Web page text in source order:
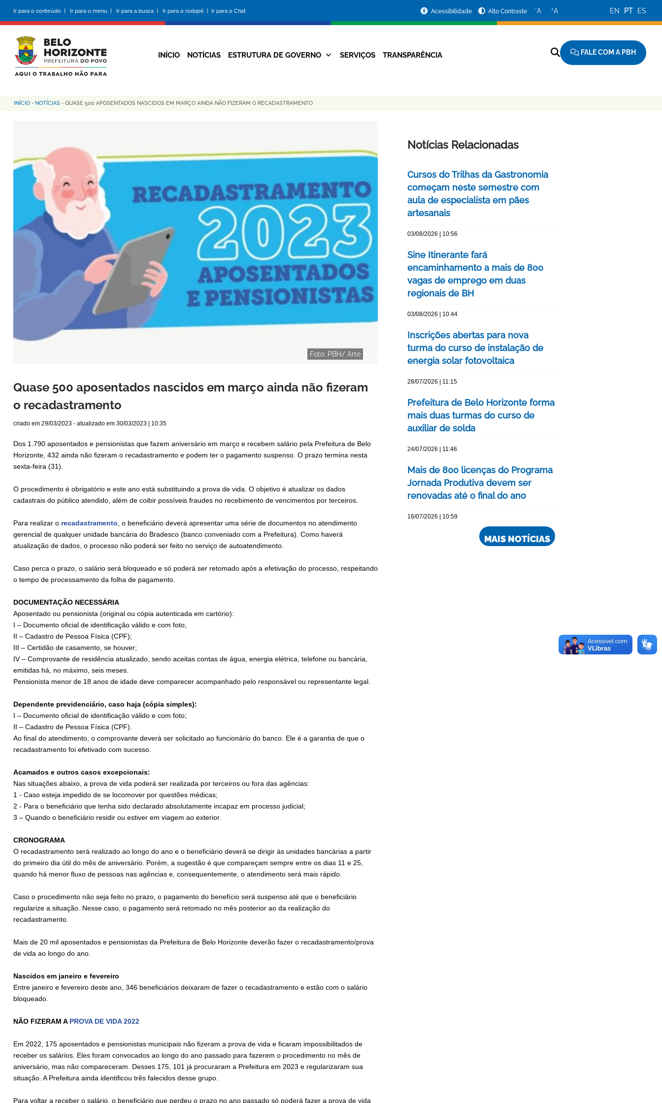
conteúdo
principal
Ir para o conteúdo | Ir para o menu | Ir para a busca | Ir para o rodapé | Ir para o Chat
da
Prefeitura
Acessibilidade Alto Contraste −A +A EN PT ES
Navegação
INÍCIO NOTÍCIAS ESTRUTURA DE GOVERNO SERVIÇOS TRANSPARÊNCIA FALE COM A PBH
Trilha
navegação
INÍCIO - NOTÍCIAS - QUASE 500 APOSENTADOS NASCIDOS EM MARÇO AINDA NÃO FIZERAM O RECADASTRAMENTO
Foto: PBH/ Arte
Quase 500 aposentados nascidos em março ainda não fizeram
o recadastramento
criado em 29/03/2023 - atualizado em 30/03/2023 | 10:35
Dos 1.790 aposentados e pensionistas que fazem aniversário em março e recebem salário pela Prefeitura de Belo
Horizonte, 432 ainda não fizeram o recadastramento e podem ter o pagamento suspenso. O prazo termina nesta
sexta-feira (31).
O procedimento é obrigatório e este ano está substituindo a prova de vida. O objetivo é atualizar os dados
cadastrais do público atendido, além de coibir possíveis fraudes no recebimento de vencimentos por terceiros.
Para realizar o recadastramento, o beneficiário deverá apresentar uma série de documentos no atendimento
gerencial de qualquer unidade bancária do Bradesco (banco conveniado com a Prefeitura). Como haverá
atualização de dados, o processo não poderá ser feito no serviço de autoatendimento.
Caso perca o prazo, o salário será bloqueado e só poderá ser retomado após a efetivação do processo, respeitando
o tempo de processamento da folha de pagamento.
DOCUMENTAÇÃO NECESSÁRIA
Aposentado ou pensionista (original ou cópia autenticada em cartório):
I – Documento oficial de identificação válido e com foto;
II – Cadastro de Pessoa Física (CPF);
III – Certidão de casamento, se houver;
IV – Comprovante de residência atualizado, sendo aceitas contas de água, energia elétrica, telefone ou bancária,
emitidas há, no máximo, seis meses.
Pensionista menor de 18 anos de idade deve comparecer acompanhado pelo responsável ou representante legal.
Dependente previdenciário, caso haja (cópia simples):
I – Documento oficial de identificação válido e com foto;
II – Cadastro de Pessoa Física (CPF).
Ao final do atendimento, o comprovante deverá ser solicitado ao funcionário do banco. Ele é a garantia de que o
recadastramento foi efetivado com sucesso.
Acamados e outros casos excepcionais:
Nas situações abaixo, a prova de vida poderá ser realizada por terceiros ou fora das agências:
1 - Caso esteja impedido de se locomover por questões médicas;
2 - Para o beneficiário que tenha sido declarado absolutamente incapaz em processo judicial;
3 – Quando o beneficiário residir ou estiver em viagem ao exterior.
CRONOGRAMA
O recadastramento será realizado ao longo do ano e o beneficiário deverá se dirigir às unidades bancárias a partir
do primeiro dia útil do mês de aniversário. Porém, a sugestão é que compareçam sempre entre os dias 11 e 25,
quando há menor fluxo de pessoas nas agências e, consequentemente, o atendimento será mais rápido.
Caso o procedimento não seja feito no prazo, o pagamento do benefício será suspenso até que o beneficiário
regularize a situação. Nesse caso, o pagamento será retomado no mês posterior ao da realização do
recadastramento.
Mais de 20 mil aposentados e pensionistas da Prefeitura de Belo Horizonte deverão fazer o recadastramento/prova
de vida ao longo do ano.
Nascidos em janeiro e fevereiro
Entre janeiro e fevereiro deste ano, 346 beneficiários deixaram de fazer o recadastramento e estão com o salário
bloqueado.
NÃO FIZERAM A PROVA DE VIDA 2022
Em 2022, 175 aposentados e pensionistas municipais não fizeram a prova de vida e ficaram impossibilitados de
receber os salários. Eles foram convocados ao longo do ano passado para fazerem o procedimento no mês de
aniversário, mas não compareceram. Desses 175, 101 já procuraram a Prefeitura em 2023 e regularizaram sua
situação. A Prefeitura ainda identificou três falecidos desse grupo.
Para voltar a receber o salário, o beneficiário que perdeu o prazo no ano passado só poderá fazer a prova de vida
Notícias Relacionadas
Cursos do Trilhas da Gastronomia
começam neste semestre com
aula de especialista em pães
artesanais
03/08/2026 | 10:56
Sine Itinerante fará
encaminhamento a mais de 800
vagas de emprego em duas
regionais de BH
03/08/2026 | 10:44
Inscrições abertas para nova
turma do curso de instalação de
energia solar fotovoltaica
28/07/2026 | 11:15
Prefeitura de Belo Horizonte forma
mais duas turmas do curso de
auxiliar de solda
24/07/2026 | 11:46
Mais de 800 licenças do Programa
Jornada Produtiva devem ser
renovadas até o final do ano
16/07/2026 | 10:59
MAIS NOTÍCIAS